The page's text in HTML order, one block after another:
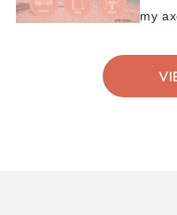
my